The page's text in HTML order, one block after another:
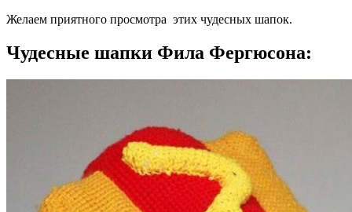
Желаем приятного просмотра этих чудесных шапок.
Чудесные шапки Фила Фергюсона: